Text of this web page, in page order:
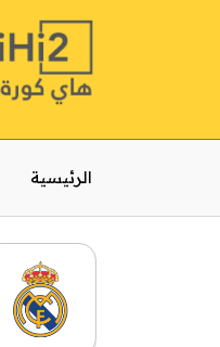
الرئيسية